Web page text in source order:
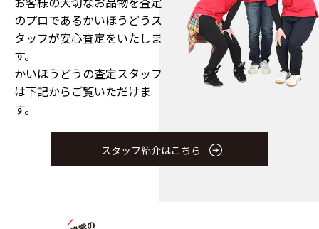
のプロであるかいほうどうス
タッフが安心査定をいたしま
す。
かいほうどうの査定スタッフ
は下記からご覧いただけま
す。
スタッフ紹介はこちら